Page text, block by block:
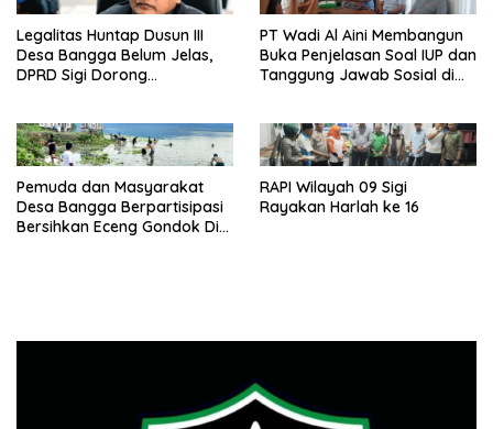
Legalitas Huntap Dusun III
Desa Bangga Belum Jelas,
DPRD Sigi Dorong
PT Wadi Al Aini Membangun
Buka Penjelasan Soal IUP dan
Tanggung Jawab Sosial di
Pemuda dan Masyarakat
Desa Bangga Berpartisipasi
Bersihkan Eceng Gondok Di
RAPI Wilayah 09 Sigi
Rayakan Harlah ke 16